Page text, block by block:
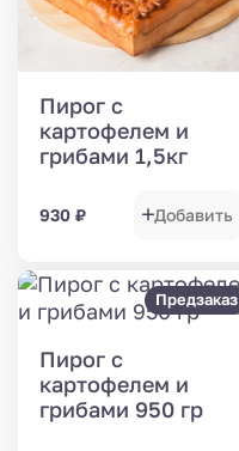
Пирог с
картофелем и
грибами 1,5кг
930 ₽ Добавить
Предзаказ
Пирог с
картофелем и
грибами 950 гр